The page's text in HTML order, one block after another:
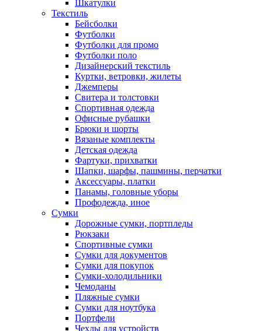
Шкатулки
Текстиль
Бейсболки
Футболки
Футболки для промо
Футболки поло
Дизайнерский текстиль
Куртки, ветровки, жилеты
Джемперы
Свитера и толстовки
Спортивная одежда
Офисные рубашки
Брюки и шорты
Вязаные комплекты
Детская одежда
Фартуки, прихватки
Шапки, шарфы, пашмины, перчатки
Аксессуары, платки
Панамы, головные уборы
Профодежда, иное
Сумки
Дорожные сумки, портпледы
Рюкзаки
Спортивные сумки
Сумки для документов
Сумки для покупок
Сумки-холодильники
Чемоданы
Пляжные сумки
Сумки для ноутбука
Портфели
Чехлы для устройств